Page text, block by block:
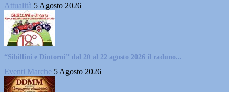
Attualità 5 Agosto 2026
“Sibillini e Dintorni” dal 20 al 22 agosto 2026 il raduno...
Eventi Marche 5 Agosto 2026